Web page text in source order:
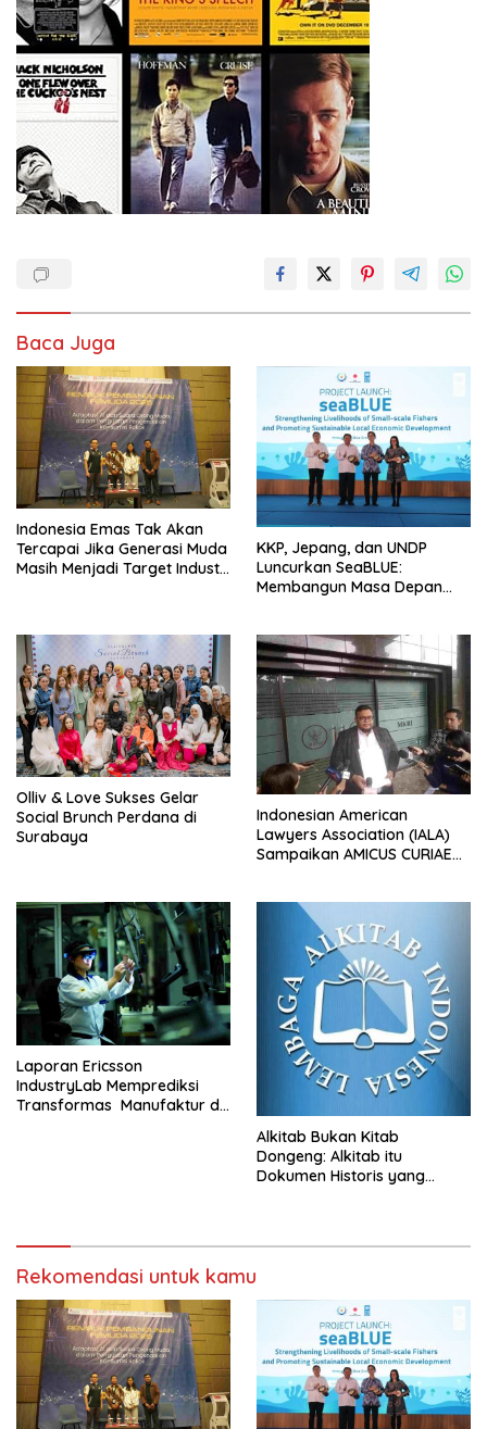
Baca Juga
Indonesia Emas Tak Akan
Tercapai Jika Generasi Muda
Masih Menjadi Target Industri
KKP, Jepang, dan UNDP
Luncurkan SeaBLUE:
Membangun Masa Depan
Inklusif
Olliv & Love Sukses Gelar
Social Brunch Perdana di
Surabaya
Indonesian American
Lawyers Association (IALA)
Sampaikan AMICUS CURIAE
Laporan Ericsson
IndustryLab Memprediksi
Transformas Manufaktur di
Alkitab Bukan Kitab
Dongeng: Alkitab itu
Dokumen Historis yang
Rekomendasi untuk kamu